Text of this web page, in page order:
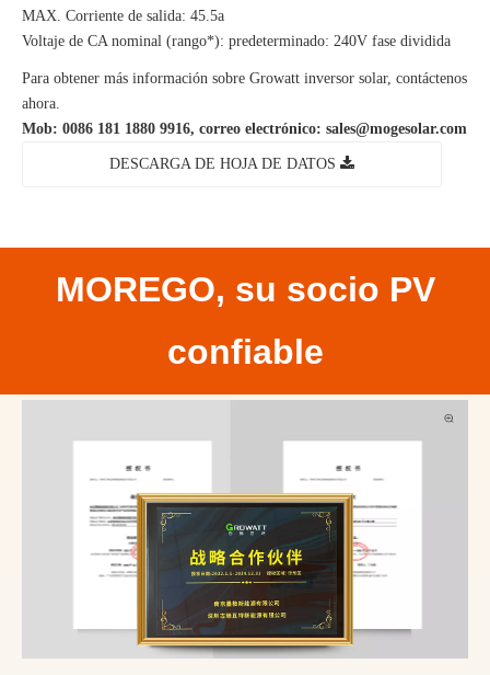
MAX. Corriente de salida: 45.5a
Voltaje de CA nominal (rango*): predeterminado: 240V fase dividida
Para obtener más información sobre Growatt inversor solar, contáctenos
ahora.
Mob: 0086 181 1880 9916, correo electrónico: sales@mogesolar.com
DESCARGA DE HOJA DE DATOS
MOREGO, su socio PV
confiable